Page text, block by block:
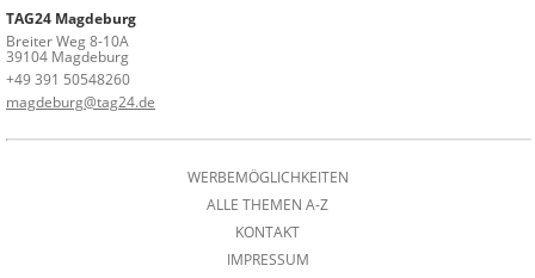
TAG24 Magdeburg
Breiter Weg 8-10A
39104 Magdeburg
+49 391 50548260
magdeburg@tag24.de
WERBEMÖGLICHKEITEN
ALLE THEMEN A-Z
KONTAKT
IMPRESSUM